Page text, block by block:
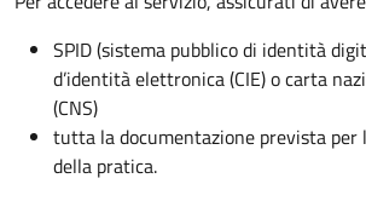
SPID (sistema pubblico di identità
d’identità elettronica (CIE) o carta
(CNS)
tutta la documentazione prevista per
della pratica.